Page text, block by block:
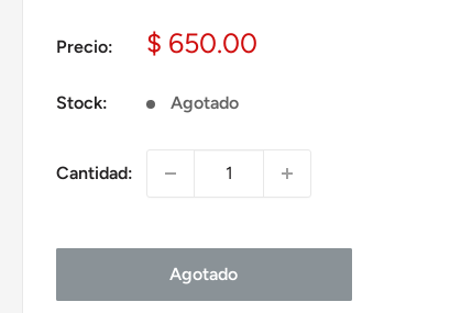
Precio:
Precio
venta
$ 650.00
Stock: Agotado
Cantidad:
Agotado